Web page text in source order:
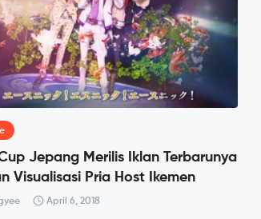
Jepang Merilis Iklan Terbarunya
Visualisasi Pria Host Ikemen
April 6, 2018